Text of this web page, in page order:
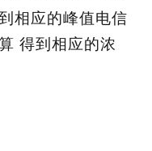
相应的峰值电信
得到相应的浓